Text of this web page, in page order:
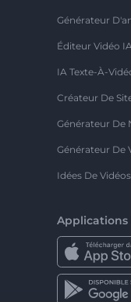
Générateur
Éditeur Vidéo
IA Texte-À-
Créateur De
Générateur De
Générateur De
Idées De
Applications